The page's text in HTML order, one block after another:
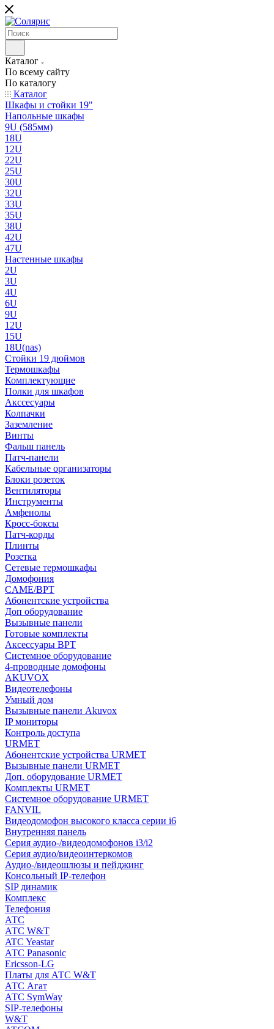
Каталог
По всему сайту
По каталогу
Каталог
Шкафы и стойки 19"
Напольные шкафы
9U (585мм)
18U
12U
22U
25U
30U
32U
33U
35U
38U
42U
47U
Настенные шкафы
2U
3U
4U
6U
9U
12U
15U
18U(nas)
Стойки 19 дюймов
Термошкафы
Комплектующие
Полки для шкафов
Акссесуары
Колпачки
Заземление
Винты
Фальш панель
Патч-панели
Кабельные организаторы
Блоки розеток
Вентиляторы
Инструменты
Амфенолы
Кросс-боксы
Патч-корды
Плинты
Розетка
Сетевые термошкафы
Домофония
CAME/BPT
Абонентские устройства
Доп оборудование
Вызывные панели
Готовые комплекты
Аксессуары BPT
Системное оборудование
4-проводные домофоны
AKUVOX
Видеотелефоны
Умный дом
Вызывные панели Akuvox
IP мониторы
Контроль доступа
URMET
Абонентские устройства URMET
Вызывные панели URMET
Доп. оборудование URMET
Комплекты URMET
Системное оборудование URMET
FANVIL
Видеодомофон высокого класса серии i6
Внутренняя панель
Серия аудио-/видеодомофонов i3/i2
Серия аудио/видеоинтеркомов
Аудио-/видеошлюзы и пейджинг
Консольный IP-телефон
SIP динамик
Комплекс
Телефония
АТС
АТС W&T
ATC Yeastar
АТС Panasonic
Ericsson-LG
Платы для АТС W&T
АТС Агат
АТС SymWay
SIP-телефоны
W&T